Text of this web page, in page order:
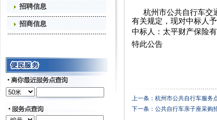
招聘信息
招商信息
杭州市公共自行车交
有关规定，现对中标人
中标人：太平财产保险
特此公告
上一条： 杭州市公共自行车服务
下一条： 公共自行车亲子座采购